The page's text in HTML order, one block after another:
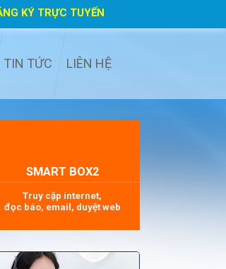
KÝ TRỰC TUYẾN
TIN TỨC LIÊN HỆ
SMART BOX2
Truy cập internet,
đọc báo, email, duyệt web